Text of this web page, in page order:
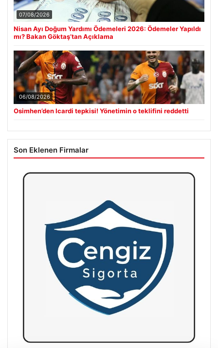
07/08/2026
Nisan Ayı Doğum Yardımı Ödemeleri 2026: Ödemeler Yapıldı
mı? Bakan Göktaş’tan Açıklama
06/08/2026
Osimhen’den Icardi tepkisi! Yönetimin o teklifini reddetti
Son Eklenen Firmalar